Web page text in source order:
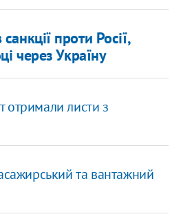
проти Росії,
через Україну
отримали листи з
та вантажний